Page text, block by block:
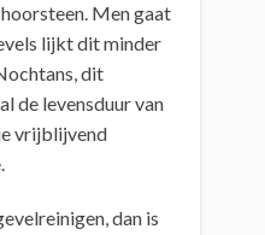
Men gaat
lijkt dit minder
dit
de levensduur van
vrijblijvend
dan is